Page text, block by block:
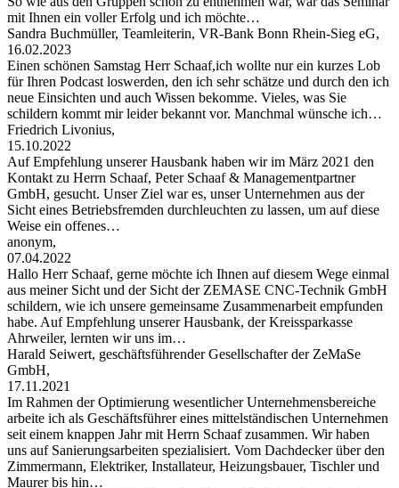
mit Ihnen ein voller Erfolg und ich möchte…
Sandra Buchmüller, Teamleiterin, VR-Bank Bonn Rhein-Sieg eG,
16.02.2023
Einen schönen Samstag Herr Schaaf,ich wollte nur ein kurzes Lob
für Ihren Podcast loswerden, den ich sehr schätze und durch den ich
neue Einsichten und auch Wissen bekomme. Vieles, was Sie
schildern kommt mir leider bekannt vor. Manchmal wünsche ich…
Friedrich Livonius,
15.10.2022
Auf Empfehlung unserer Hausbank haben wir im März 2021 den
Kontakt zu Herrn Schaaf, Peter Schaaf & Managementpartner
GmbH, gesucht. Unser Ziel war es, unser Unternehmen aus der
Sicht eines Betriebsfremden durchleuchten zu lassen, um auf diese
Weise ein offenes…
anonym,
07.04.2022
Hallo Herr Schaaf, gerne möchte ich Ihnen auf diesem Wege einmal
aus meiner Sicht und der Sicht der ZEMASE CNC-Technik GmbH
schildern, wie ich unsere gemeinsame Zusammenarbeit empfunden
habe. Auf Empfehlung unserer Hausbank, der Kreissparkasse
Ahrweiler, lernten wir uns im…
Harald Seiwert, geschäftsführender Gesellschafter der ZeMaSe
GmbH,
17.11.2021
Im Rahmen der Optimierung wesentlicher Unternehmensbereiche
arbeite ich als Geschäftsführer eines mittelständischen Unternehmen
seit einem knappen Jahr mit Herrn Schaaf zusammen. Wir haben
uns auf Sanierungsarbeiten spezialisiert. Vom Dachdecker über den
Zimmermann, Elektriker, Installateur, Heizungsbauer, Tischler und
Maurer bis hin…